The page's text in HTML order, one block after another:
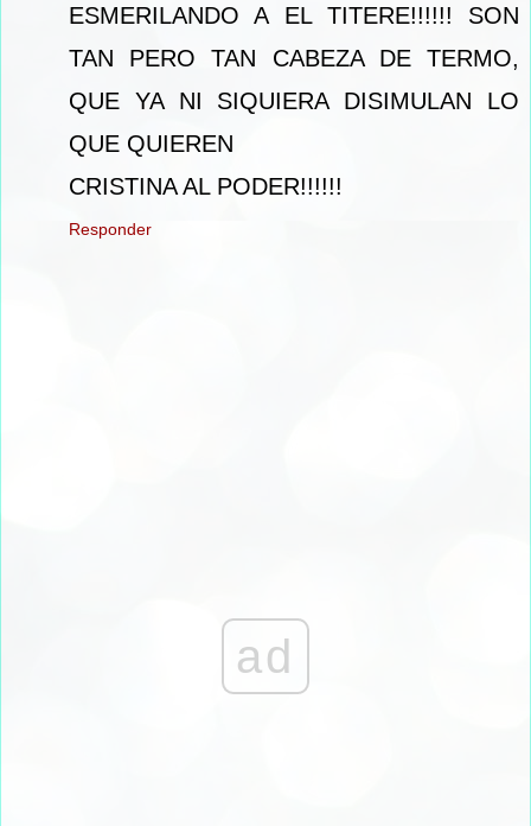
ESMERILANDO A EL TITERE!!!!!! SON
TAN PERO TAN CABEZA DE TERMO,
QUE YA NI SIQUIERA DISIMULAN LO
QUE QUIEREN
CRISTINA AL PODER!!!!!!
Responder
ad